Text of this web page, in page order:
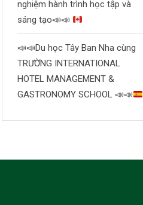
nghiệm hành trình học tập và
sáng tạo📣📣
📣📣Du học Tây Ban Nha cùng
TRƯỜNG INTERNATIONAL
HOTEL MANAGEMENT &
GASTRONOMY SCHOOL 📣📣